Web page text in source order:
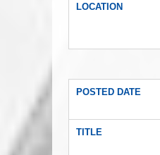
LOCATION
POSTED DATE
TITLE